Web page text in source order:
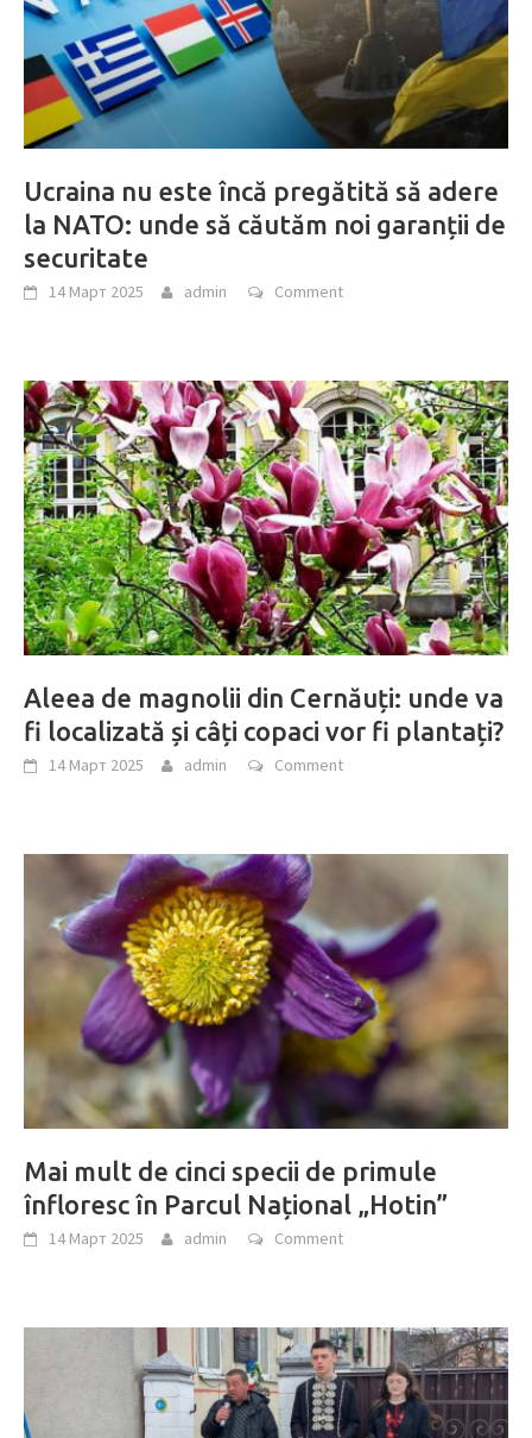
Ucraina nu este încă pregătită să adere
la NATO: unde să căutăm noi garanții de
securitate
14 Март 2025 admin Comment
Aleea de magnolii din Cernăuți: unde va
fi localizată și câți copaci vor fi plantați?
14 Март 2025 admin Comment
Mai mult de cinci specii de primule
înfloresc în Parcul Național „Hotin”
14 Март 2025 admin Comment